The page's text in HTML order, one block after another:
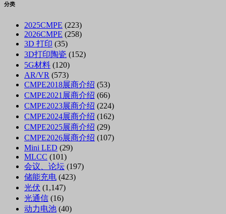
分类
2025CMPE (223)
2026CMPE (258)
3D 打印 (35)
3D打印陶瓷 (152)
5G材料 (120)
AR/VR (573)
CMPE2018展商介绍 (53)
CMPE2021展商介绍 (66)
CMPE2023展商介绍 (224)
CMPE2024展商介绍 (162)
CMPE2025展商介绍 (29)
CMPE2026展商介绍 (107)
Mini LED (29)
MLCC (101)
会议、论坛 (197)
储能充电 (423)
光伏 (1,147)
光通信 (16)
动力电池 (40)